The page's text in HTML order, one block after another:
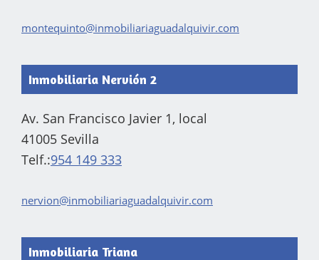
montequinto@inmobiliariaguadalquivir.com
Inmobiliaria Nervión 2
Av. San Francisco Javier 1, local
41005 Sevilla
Telf.:954 149 333
nervion@inmobiliariaguadalquivir.com
Inmobiliaria Triana